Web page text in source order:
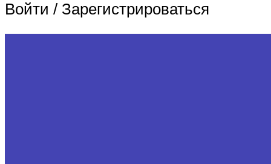
Войти / Зарегистрироваться